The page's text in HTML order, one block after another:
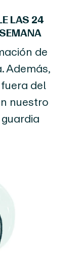
LAS 24
de
Además,
del
nuestro